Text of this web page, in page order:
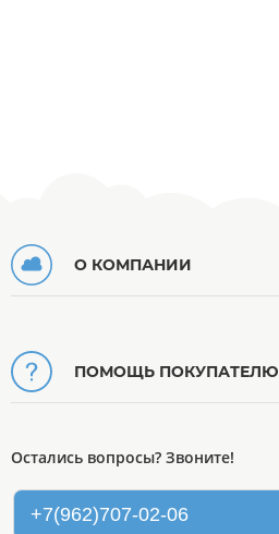
О КОМПАНИИ
ПОМОЩЬ ПОКУПАТЕЛЮ
Остались вопросы? Звоните!
+7(962)707-02-06